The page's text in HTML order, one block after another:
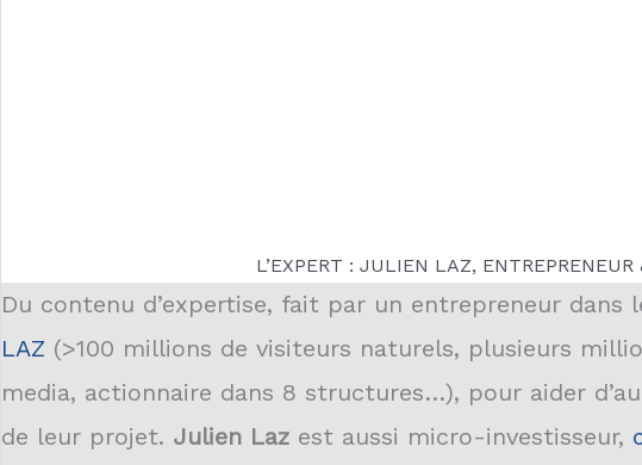
L’EXPERT : JULIEN LAZ,
Du contenu d’expertise, fait par un entrepreneur
LAZ (>100 millions de visiteurs naturels, plusieurs
media, actionnaire dans 8 structures…), pour aider
de leur projet. Julien Lazest aussi micro-investisseur,